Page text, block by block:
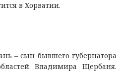
в Хорватии.
– сын бывшего губернатора
Владимира Щербаня.